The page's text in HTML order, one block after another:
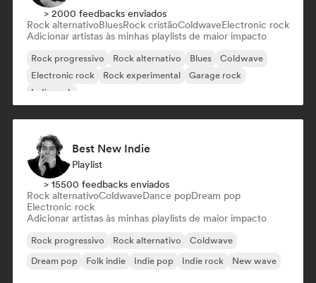
> 2000 feedbacks enviados
Rock alternativoBluesRock cristãoColdwaveElectronic rock
Adicionar artistas às minhas playlists de maior impacto
Rock progressivo Rock alternativo Blues
Coldwave
Electronic rock
Rock experimental
Garage rock
Indie rock
Best New Indie
Playlist
> 15500 feedbacks enviados
Rock alternativoColdwaveDance popDream pop
Electronic rock
Adicionar artistas às minhas playlists de maior impacto
Rock progressivo Rock alternativo
Coldwave
Dream pop
Folk indie Indie pop Indie rock New wave